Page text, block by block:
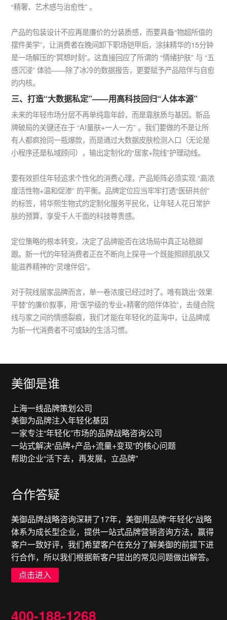
“精奢、艺术感与治愈性” 。
产品的包装设计不应再是廉价的分装质感，而要具备“物超所值的
摆件美学”，让消费者在晚间卸下职场铠甲后，涂抹精华的15分钟
是一场解压的“冥想时刻”。这直接回应了所谓的 “情绪护肤” 与 “五
感沉浸” 体验——除了冰冷的数据报告，更要赋予产品陪伴与自愈
的内核。
三、打造“大数据私定”——用高科技回归“人体本源”
未来的年轻市场分层不再单纯靠年龄，而是靠肤质与基因。新品
牌破局的关键还在于 “AI量肤+一人一方” 。我们要做的不是让所
有人都疯抢同一瓶爆款，而是通过大数据皮肤检测入口（无论是
小程序还是私域顾问），输出定制化的“居家+院线”护理动线。
要有效抓住年轻追求个性化的消费心理，产品矩阵必须实现 “高浓
度活性物+温和促渗” 的平衡。品牌定位应当牢牢打透“医研共创”
的标签，将华熙生物式的定制化服务平民化，让年轻人花日常护
肤的预算，享受千人千面的科技尊贵感。
定位策略的根本转变，决定了品牌能否在这场局中真正站稳脚
跟。新一代的年轻消费者正在不断向上探寻一个既能照顾肌肤又
能滋养精神的“灵魂伴侣”。
对于院线居家品牌而言，单一卷浓度已经过时了。唯有跳出“效果
平替”的廉价叙事，用“医学级的专业+精奢的陪伴体验”，去缝合院
线与家之间的情感裂痕，我们才能在年轻化的蓝海中，让品牌成
为新一代消费者不可或缺的生活习惯。
美御是谁
上海一线品牌策划公司
美御为品牌注入年轻化基因
一家专注“年轻化”市场的品牌战略咨询公司
一站式解决“品牌+产品+流量+变现”的核心问题
帮助企业“活下去，再发展，立品牌”
合作答疑
美御品牌战略咨询深耕了17年，美御用品牌“年轻化”战略
体系为成长型企业，提供一站式品牌营销咨询方法，赢得
客户一致好评，我们希望客户在充分了解美御的前提下进
行合作，所以我们根据新客户提出的常见问题做出解答。
点击进入
400-188-1268